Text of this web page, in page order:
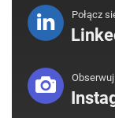
Połącz